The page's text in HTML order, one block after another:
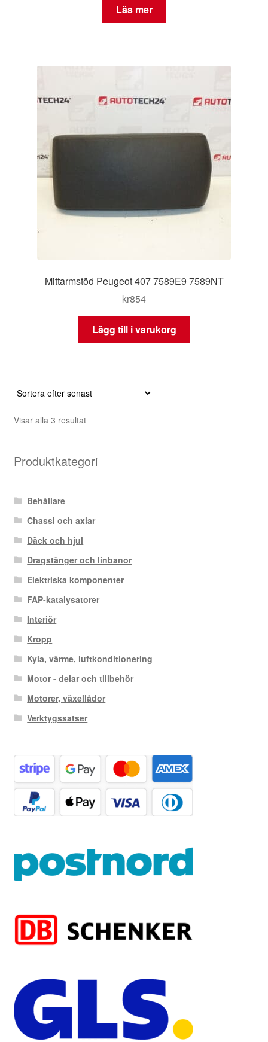
Läs mer
Mittarmstöd Peugeot 407 7589E9 7589NT
kr854
Lägg till i varukorg
Visar alla 3 resultatSortera
Produktkategori
Behållare
Chassi och axlar
Däck och hjul
Dragstänger och linbanor
Elektriska komponenter
FAP-katalysatorer
Interiör
Kropp
Kyla, värme, luftkonditionering
Motor - delar och tillbehör
Motorer, växellådor
Verktygssatser